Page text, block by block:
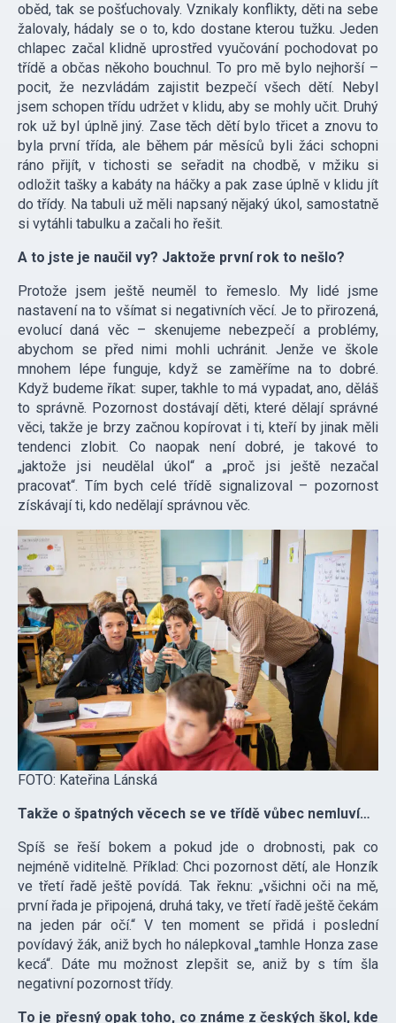
oběd, tak se pošťuchovaly. Vznikaly konflikty, děti na sebe
žalovaly, hádaly se o to, kdo dostane kterou tužku. Jeden
chlapec začal klidně uprostřed vyučování pochodovat po
třídě a občas někoho bouchnul. To pro mě bylo nejhorší –
pocit, že nezvládám zajistit bezpečí všech dětí. Nebyl
jsem schopen třídu udržet v klidu, aby se mohly učit. Druhý
rok už byl úplně jiný. Zase těch dětí bylo třicet a znovu to
byla první třída, ale během pár měsíců byli žáci schopni
ráno přijít, v tichosti se seřadit na chodbě, v mžiku si
odložit tašky a kabáty na háčky a pak zase úplně v klidu jít
do třídy. Na tabuli už měli napsaný nějaký úkol, samostatně
si vytáhli tabulku a začali ho řešit.
A to jste je naučil vy? Jaktože první rok to nešlo?
Protože jsem ještě neuměl to řemeslo. My lidé jsme
nastavení na to všímat si negativních věcí. Je to přirozená,
evolucí daná věc – skenujeme nebezpečí a problémy,
abychom se před nimi mohli uchránit. Jenže ve škole
mnohem lépe funguje, když se zaměříme na to dobré.
Když budeme říkat: super, takhle to má vypadat, ano, děláš
to správně. Pozornost dostávají děti, které dělají správné
věci, takže je brzy začnou kopírovat i ti, kteří by jinak měli
tendenci zlobit. Co naopak není dobré, je takové to
„jaktože jsi neudělal úkol“ a „proč jsi ještě nezačal
pracovat“. Tím bych celé třídě signalizoval – pozornost
získávají ti, kdo nedělají správnou věc.
FOTO: Kateřina Lánská
Takže o špatných věcech se ve třídě vůbec nemluví…
Spíš se řeší bokem a pokud jde o drobnosti, pak co
nejméně viditelně. Příklad: Chci pozornost dětí, ale Honzík
ve třetí řadě ještě povídá. Tak řeknu: „všichni oči na mě,
první řada je připojená, druhá taky, ve třetí řadě ještě čekám
na jeden pár očí.“ V ten moment se přidá i poslední
povídavý žák, aniž bych ho nálepkoval „tamhle Honza zase
kecá“. Dáte mu možnost zlepšit se, aniž by s tím šla
negativní pozornost třídy.
To je přesný opak toho, co známe z českých škol, kde